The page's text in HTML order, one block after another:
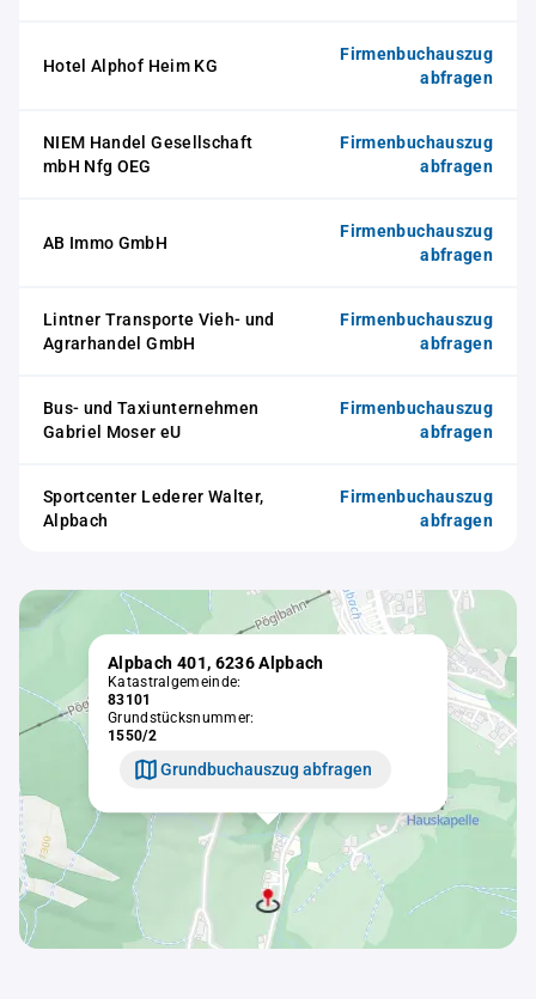
Hotel Alphof Heim KG
Firmenbuchauszug
abfragen
NIEM Handel Gesellschaft
mbH Nfg OEG
Firmenbuchauszug
abfragen
AB Immo GmbH
Firmenbuchauszug
abfragen
Lintner Transporte Vieh- und
Agrarhandel GmbH
Firmenbuchauszug
abfragen
Bus- und Taxiunternehmen
Gabriel Moser eU
Firmenbuchauszug
abfragen
Sportcenter Lederer Walter,
Alpbach
Firmenbuchauszug
abfragen
Alpbach 401, 6236 Alpbach
Katastralgemeinde:
83101
Grundstücksnummer:
1550/2
Grundbuchauszug abfragen